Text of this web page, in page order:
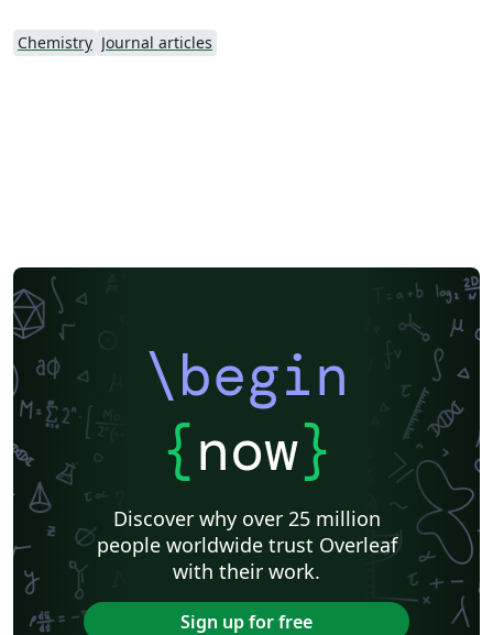
Chemistry Journal articles
\begin
{now}
Discover why over 25 million
people worldwide trust Overleaf
with their work.
Sign up for free